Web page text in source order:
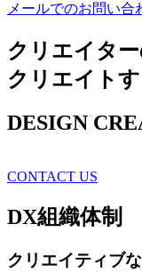
メールでのお問い合
クリエイタ
クリエイト
DESIGN
CONTACT US
DX組織体制
クリエイティブ